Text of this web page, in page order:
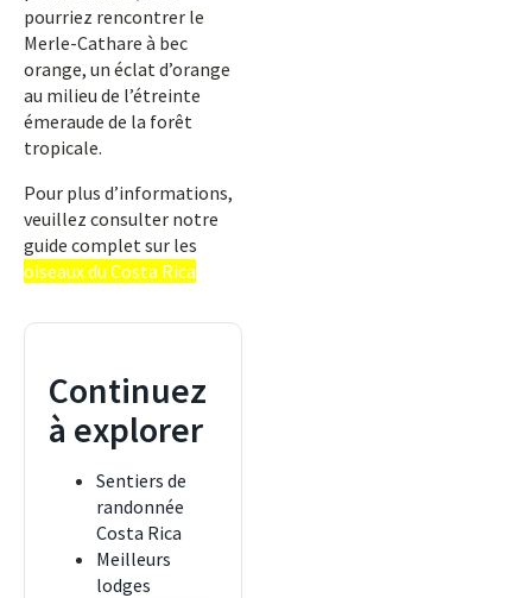
pourriez rencontrer le
Merle-Cathare à bec
orange, un éclat d’orange
au milieu de l’étreinte
émeraude de la forêt
tropicale.
Pour plus d’informations,
veuillez consulter notre
guide complet sur les
oiseaux du Costa Rica
Continuez
à explorer
Sentiers de
randonnée
Costa Rica
Meilleurs
lodges